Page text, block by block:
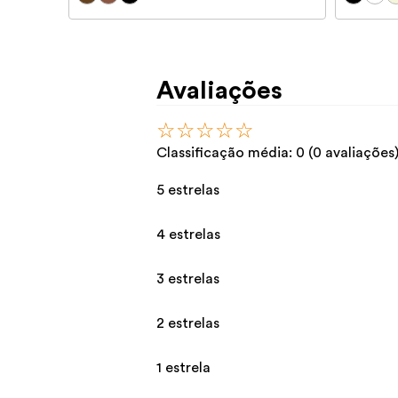
Avaliações
☆☆☆☆☆
Classificação média: 0 (0 avaliações)
5 estrelas
4 estrelas
3 estrelas
2 estrelas
1 estrela